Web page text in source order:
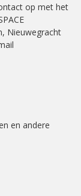
op met het
Nieuwegracht
en andere